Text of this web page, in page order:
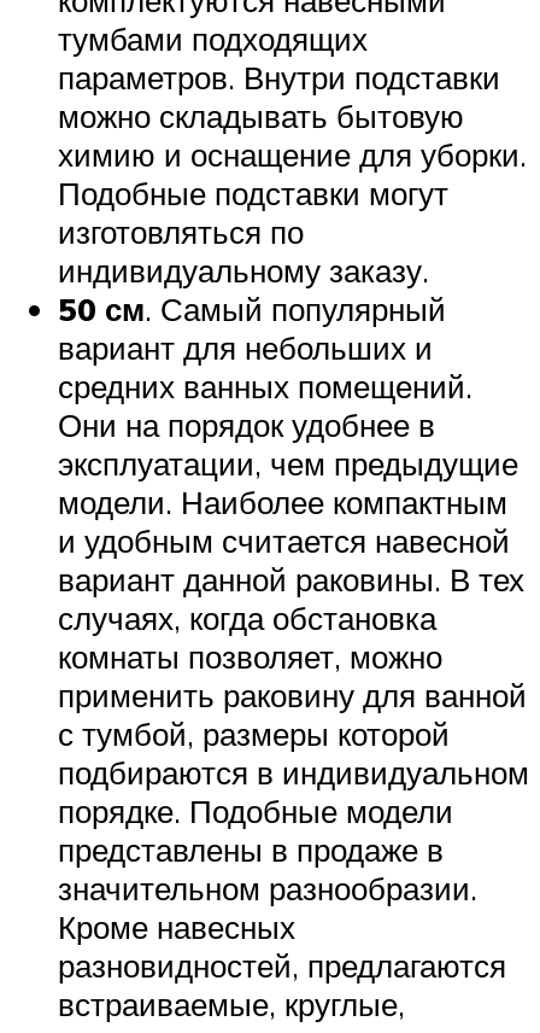
тумбами подходящих
параметров. Внутри подставки
можно складывать бытовую
химию и оснащение для уборки.
Подобные подставки могут
изготовляться по
индивидуальному заказу.
50 см. Самый популярный
вариант для небольших и
средних ванных помещений.
Они на порядок удобнее в
эксплуатации, чем предыдущие
модели. Наиболее компактным
и удобным считается навесной
вариант данной раковины. В тех
случаях, когда обстановка
комнаты позволяет, можно
применить раковину для ванной
с тумбой, размеры которой
подбираются в индивидуальном
порядке. Подобные модели
представлены в продаже в
значительном разнообразии.
Кроме навесных
разновидностей, предлагаются
встраиваемые, круглые,